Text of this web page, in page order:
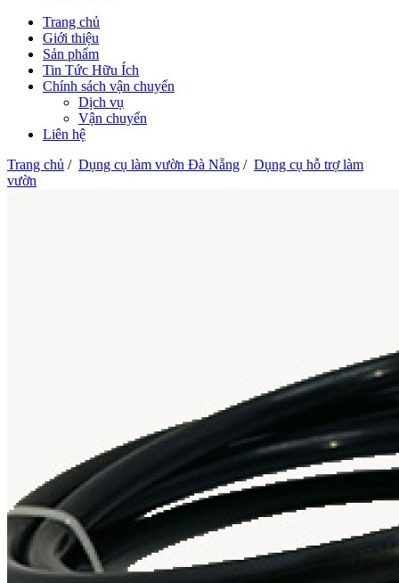
Trang chủ
Giới thiệu
Sản phẩm
Tin Tức Hữu Ích
Chính sách vận chuyển
Dịch vụ
Vận chuyển
Liên hệ
Trang chủ / Dụng cụ làm vườn Đà Nẵng / Dụng cụ hỗ trợ làm
vườn